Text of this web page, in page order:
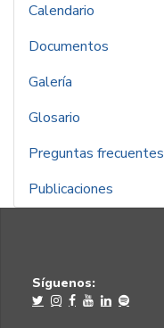
Calendario
Documentos
Galería
Glosario
Preguntas frecuentes
Publicaciones
Síguenos: